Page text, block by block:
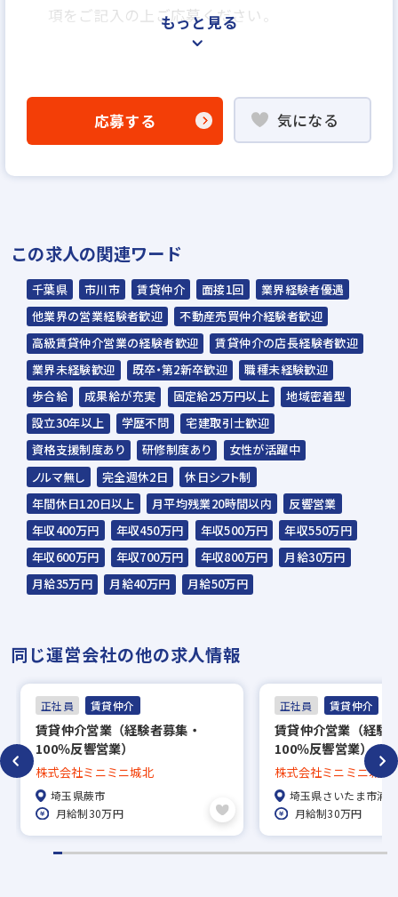
項をご記入の上ご応募ください。
「応募する」よりエントリー
WEB応募書類による書類選考
▼
内定
☆入社時期は相談に応じます。現在、在職中
の方も積極的にご応募ください。
☆応募の秘密は厳守いたします。
もっと見る
応募する 気になる
この求人の関連ワード
千葉県 市川市 賃貸仲介 面接1回
業界経験者優遇
他業界の営業経験者歓迎
不動産売買仲介経験者歓迎
高級賃貸仲介営業の経験者歓迎
賃貸仲介の店長経験者歓迎
業界未経験歓迎
既卒・第2新卒歓迎
職種未経験歓迎
歩合給
成果給が充実 固定給25万円以上
地域密着型
設立30年以上
学歴不問
宅建取引士歓迎
資格支援制度あり
研修制度あり
女性が活躍中
ノルマ無し
完全週休2日
休日シフト制
年間休日120日以上
月平均残業20時間以内
反響営業
年収400万円
年収450万円 年収500万円
年収550万円
年収600万円
年収700万円 年収800万円
月給30万円
月給35万円
月給40万円 月給50万円
同じ運営会社の他の求人情報
正社員 賃貸仲介
賃貸仲介営業（経験者募集・
100％反響営業）
株式会社ミニミニ城北
埼玉県蕨市
月給制30万円
正社員 賃貸仲介
賃貸仲介営業（経験
100％反響営業）
株式会社ミニミニ城北
埼玉県さいたま市浦
月給制30万円